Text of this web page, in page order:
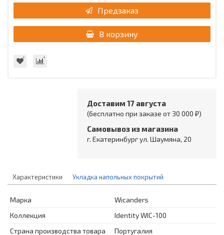
Предзаказ
В корзину
Доставим 17 августа
(бесплатно при заказе от 30 000 ₽)
Самовывоз из магазина
г. Екатеринбург ул. Шаумяна, 20
Характеристики Укладка напольных покрытий
Марка
Wicanders
Коллекция
Identity WIC-100
Страна производства товара
Португалия